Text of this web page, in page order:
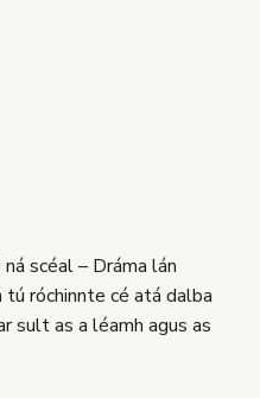
scéal – Dráma lán
tú róchinnte cé atá dalba
sult as a léamh agus as